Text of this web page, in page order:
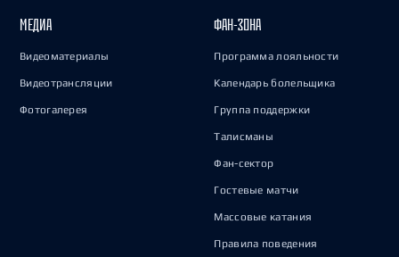
МЕДИА
Видеоматериалы
Видеотрансляции
Фотогалерея
ФАН-ЗОНА
Программа лояльности
Календарь болельщика
Группа поддержки
Талисманы
Фан-сектор
Гостевые матчи
Массовые катания
Правила поведения